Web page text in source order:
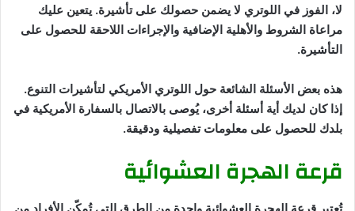
لا، الفوز في اللوتري لا يضمن حصولك على تأشيرة. يتعين عليك
مراعاة الشروط والأهلية الإضافية والإجراءات اللاحقة للحصول على
التأشيرة.
هذه بعض الأسئلة الشائعة حول اللوتري الأمريكي لتأشيرات التنوع.
إذا كان لديك أية أسئلة أخرى، يُوصى بالاتصال بالسفارة الأمريكية في
بلدك للحصول على معلومات تفصيلية ودقيقة.
قرعة الهجرة العشوائية